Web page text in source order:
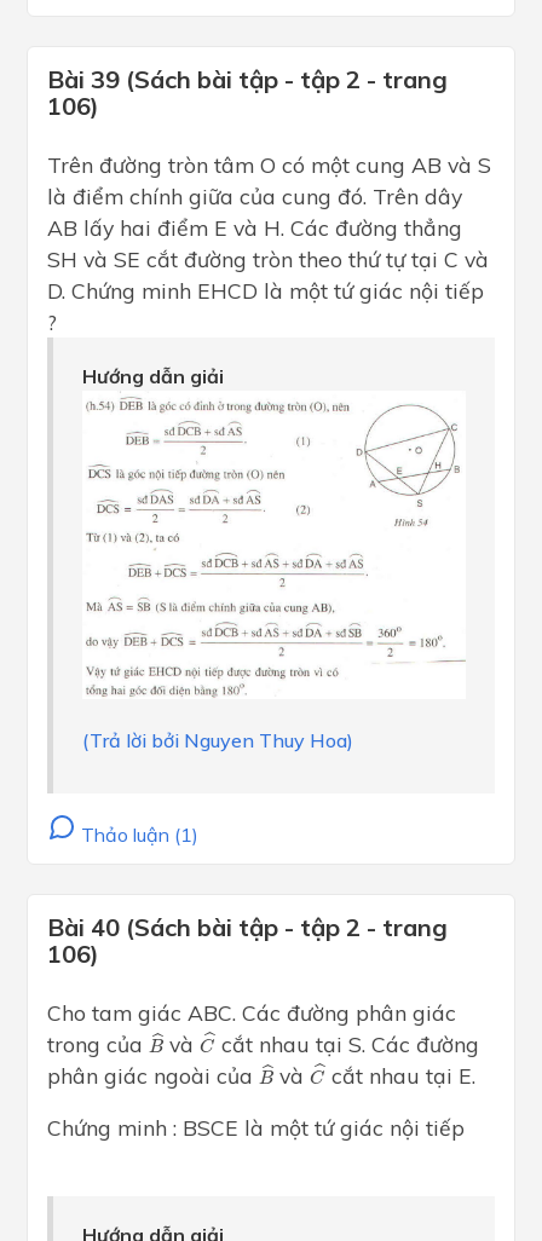
Bài 39 (Sách bài tập - tập 2 - trang
106)
Trên đường tròn tâm O có một cung AB và S
là điểm chính giữa của cung đó. Trên dây
AB lấy hai điểm E và H. Các đường thẳng
SH và SE cắt đường tròn theo thứ tự tại C và
D. Chứng minh EHCD là một tứ giác nội tiếp
?
Hướng dẫn giải
(Trả lời bởi Nguyen Thuy Hoa)
Thảo luận (1)
Bài 40 (Sách bài tập - tập 2 - trang
106)
Cho tam giác ABC. Các đường phân giác
trong của ˆ
B
B^ và ˆ
C
C^cắt nhau tại S. Các đường
phân giác ngoài của ˆ
B
B^ và ˆ
C
C^cắt nhau tại E.
Chứng minh : BSCE là một tứ giác nội tiếp
Hướng dẫn giải